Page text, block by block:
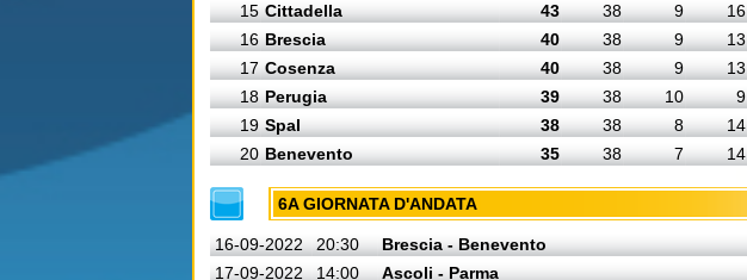
15 Cittadella 43 38 9 16
16 Brescia 40 38 9 13
17 Cosenza 40 38 9 13
18 Perugia 39 38 10 9
19 Spal 38 38 8 14
20 Benevento 35 38 7 14
6A GIORNATA D'ANDATA
16-09-2022 20:30 Brescia - Benevento
17-09-2022
14:00 Ascoli - Parma